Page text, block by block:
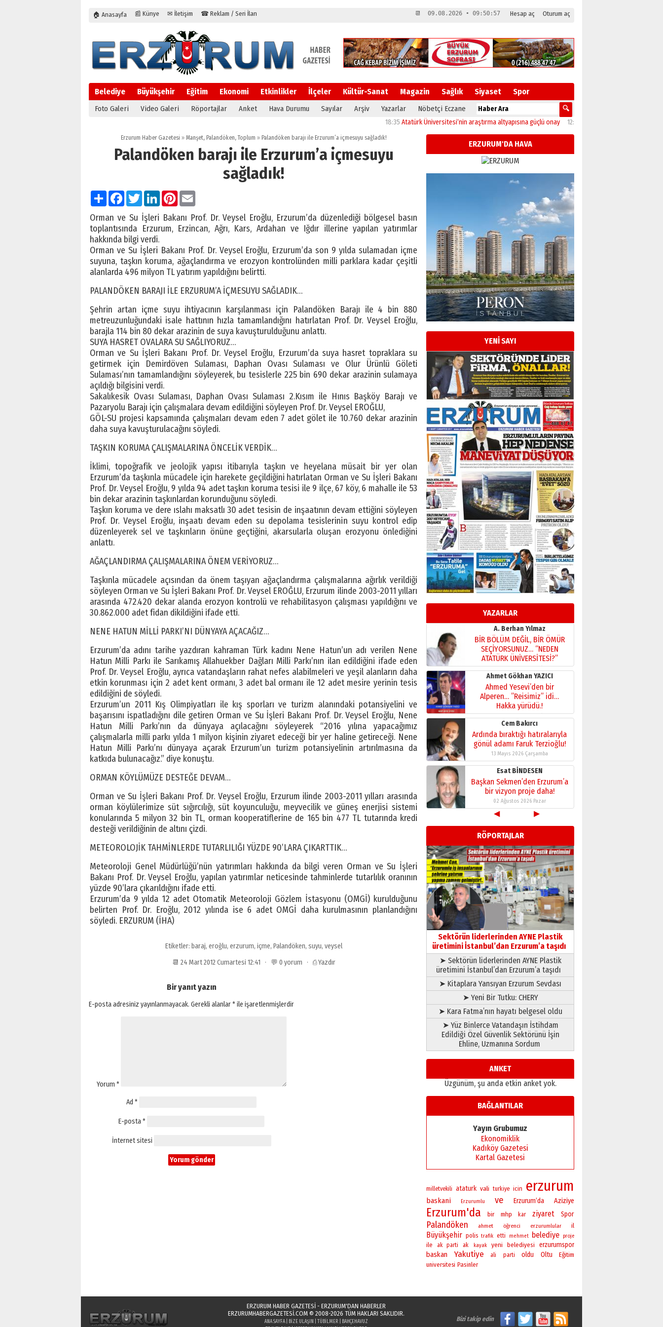
🏠 Anasayfa 📰 Künye ✉ İletişim ☎ Reklam / Seri İlan Hesap aç Oturum aç
📆 09.08.2026 • 09:50:58
Belediye Büyükşehir Eğitim Ekonomi Etkinlikler İlçeler Kültür-Sanat Magazin Sağlık Siyaset Spor
Foto Galeri Video Galeri Röportajlar Anket Hava Durumu Sayılar Arşiv Yazarlar Nöbetçi Eczane
Atatürk Üniversitesi’nin araştırma altyapısına güçlü onay 12:04 Oltu’da festival coşkusu konserle
Erzurum Haber Gazetesi » Manşet, Palandöken,Toplum »Palandöken barajı ile Erzurum’a içmesuyu sağladık!
Palandöken barajı ile Erzurum’a içmesuyu
sağladık!
PaylaşFacebook
TwitterLinkedInPinterest
Orman ve Su İşleri Bakanı Prof. Dr. Veysel Eroğlu, Erzurum’da düzenlediği bölgesel basın
toplantısında Erzurum, Erzincan, Ağrı, Kars, Ardahan ve Iğdır illerine yapılan yatırımlar
hakkında bilgi verdi.
Orman ve Su İşleri Bakanı Prof. Dr. Veysel Eroğlu, Erzurum’da son 9 yılda sulamadan içme
suyuna, taşkın koruma, ağaçlandırma ve erozyon kontrolünden milli parklara kadar çeşitli
alanlarda 496 milyon TL yatırım yapıldığını belirtti.
PALANDÖKEN BARAJI İLE ERZURUM’A İÇMESUYU SAĞLADIK…
Şehrin artan içme suyu ihtiyacının karşılanması için Palandöken Barajı ile 4 bin 880
metreuzunluğundaki isale hattının hızla tamamlandığını hatırlatan Prof. Dr. Veysel Eroğlu,
barajla 114 bin 80 dekar arazinin de suya kavuşturulduğunu anlattı.
SUYA HASRET OVALARA SU SAĞLIYORUZ…
Orman ve Su İşleri Bakanı Prof. Dr. Veysel Eroğlu, Erzurum’da suya hasret topraklara su
getirmek için Demirdöven Sulaması, Daphan Ovası Sulaması ve Olur Ürünlü Göleti
Sulaması’nın tamamlandığını söyleyerek, bu tesislerle 225 bin 690 dekar arazinin sulamaya
açıldığı bilgisini verdi.
Sakalıkesik Ovası Sulaması, Daphan Ovası Sulaması 2.Kısım ile Hınıs Başköy Barajı ve
Pazaryolu Barajı için çalışmalara devam edildiğini söyleyen Prof. Dr. Veysel EROĞLU,
GÖL-SU projesi kapsamında çalışmaları devam eden 7 adet gölet ile 10.760 dekar arazinin
daha suya kavuşturulacağını söyledi.
TAŞKIN KORUMA ÇALIŞMALARINA ÖNCELİK VERDİK…
İklimi, topoğrafik ve jeolojik yapısı itibarıyla taşkın ve heyelana müsait bir yer olan
Erzurum’da taşkınla mücadele için harekete geçildiğini hatırlatan Orman ve Su İşleri Bakanı
Prof. Dr. Veysel Eroğlu, 9 yılda 94 adet taşkın koruma tesisi ile 9 ilçe, 67 köy, 6 mahalle ile 53
bin dekar arazinin taşkınlardan korunduğunu söyledi.
Taşkın koruma ve dere ıslahı maksatlı 30 adet tesisin de inşaatının devam ettiğini söyleyen
Prof. Dr. Veysel Eroğlu, inşaatı devam eden su depolama tesislerinin suyu kontrol edip
düzenleyerek sel ve taşkınların önüne geçtiğini, akarsularla oluşan erozyonu önlediğini
anlattı.
AĞAÇLANDIRMA ÇALIŞMALARINA ÖNEM VERİYORUZ…
Taşkınla mücadele açısından da önem taşıyan ağaçlandırma çalışmalarına ağırlık verildiği
söyleyen Orman ve Su İşleri Bakanı Prof. Dr. Veysel EROĞLU, Erzurum ilinde 2003-2011 yılları
arasında 472.420 dekar alanda erozyon kontrolü ve rehabilitasyon çalışması yapıldığını ve
30.862.000 adet fidan dikildiğini ifade etti.
NENE HATUN MİLLİ PARKI’NI DÜNYAYA AÇACAĞIZ…
Erzurum’da adını tarihe yazdıran kahraman Türk kadını Nene Hatun’un adı verilen Nene
Hatun Milli Parkı ile Sarıkamış Allahuekber Dağları Milli Parkı’nın ilan edildiğini ifade eden
Prof. Dr. Veysel Eroğlu, ayrıca vatandaşların rahat nefes alabilmeleri ve yeşil alanların daha
etkin korunması için 2 adet kent ormanı, 3 adet bal ormanı ile 12 adet mesire yerinin tesis
edildiğini de söyledi.
Erzurum’un 2011 Kış Olimpiyatları ile kış sporları ve turizm alanındaki potansiyelini ve
başarısını ispatladığını dile getiren Orman ve Su İşleri Bakanı Prof. Dr. Veysel Eroğlu, Nene
Hatun Milli Parkı’nın da dünyaya açılacağını söyleyerek “2016 yılına yapacağımız
çalışmalarla milli parkı yılda 1 milyon kişinin ziyaret edeceği bir yer haline getireceği. Nene
Hatun Milli Parkı’nı dünyaya açarak Erzurum’un turizm potansiyelinin artırılmasına da
katkıda bulunacağız.” diye konuştu.
ORMAN KÖYLÜMÜZE DESTEĞE DEVAM…
Orman ve Su İşleri Bakanı Prof. Dr. Veysel Eroğlu, Erzurum ilinde 2003-2011 yılları arasında
orman köylülerimize süt sığırcılığı, süt koyunculuğu, meyvecilik ve güneş enerjisi sistemi
konularında 5 milyon 32 bin TL, orman kooperatiflerine de 165 bin 477 TL tutarında kredi
desteği verildiğinin de altını çizdi.
METEOROLOJİK TAHMİNLERDE TUTARLILIĞI YÜZDE 90’LARA ÇIKARTTIK…
Meteoroloji Genel Müdürlüğü’nün yatırımları hakkında da bilgi veren Orman ve Su İşleri
Bakanı Prof. Dr. Veysel Eroğlu, yapılan yatırımlar neticesinde tahminlerde tutarlılık oranının
yüzde 90’lara çıkarıldığını ifade etti.
Erzurum’da 9 yılda 12 adet Otomatik Meteoroloji Gözlem İstasyonu (OMGİ) kurulduğunu
belirten Prof. Dr. Eroğlu, 2012 yılında ise 6 adet OMGİ daha kurulmasının planlandığını
söyledi. ERZURUM (İHA)
Etiketler: baraj, eroğlu, erzurum, içme, Palandöken, suyu, veysel
📆 24 Mart 2012 Cumartesi 12:41 · 💬 0 yorum · ⎙ Yazdır
Bir yanıt yazın
E-posta adresiniz yayınlanmayacak. Gerekli alanlar*ile işaretlenmişlerdir
Yorum *
Ad *
E-posta*
İnternet sitesi
ERZURUM'DA HAVA
YENİ SAYI
YAZARLAR
Esat BİNDESEN
Başkan Sekmen’den Erzurum’a
bir vizyon proje daha!
02 Ağustos 2026 Pazar
Kadir SABUNCUOĞLU
Erzurumspor’un köşe taşları
29 Haziran 2026 Pazartesi
Kenan GÜLERCİ
Murat Şahsuvaroğlu ERKON’da
çıtayı yukarı taşırken,
yönetimdekiler aşağı
çekmemeli!
17 Şubat 2026 SalıOrhan BOZKURT
Bir fotoğraf, bir şehir, bir
gazeteci… Dizginler kimin
elinde?
A. Berhan Yılmaz
BİR BÖLÜM DEĞİL, BİR ÖMÜR
SEÇİYORSUNUZ… “NEDEN
ATATÜRK ÜNİVERSİTESİ?”
28 Temmuz 2026 Salı
Ahmet Gökhan YAZICI
Ahmed Yesevi’den bir
Alperen… ”Reisimiz” idi…
Hakka yürüdü.!
26 Mart 2026 Perşembe
Cem Bakırcı
Ardında bıraktığı hatıralarıyla
gönül adamı Faruk Terzioğlu!
13 Mayıs 2026 Çarşamba
Esat BİNDESEN
Başkan Sekmen’den Erzurum’a
bir vizyon proje daha!
02 Ağustos 2026 Pazar
Kadir SABUNCUOĞLU
Erzurumspor’un köşe taşları
29 Haziran 2026 Pazartesi
Kenan GÜLERCİ
Murat Şahsuvaroğlu ERKON’da
çıtayı yukarı taşırken,
yönetimdekiler aşağı
çekmemeli!
17 Şubat 2026 SalıOrhan BOZKURT
Bir fotoğraf, bir şehir, bir
gazeteci… Dizginler kimin
elinde?
31 Mart 2026 Salı
A. Berhan Yılmaz
BİR BÖLÜM DEĞİL, BİR ÖMÜR
SEÇİYORSUNUZ… “NEDEN
ATATÜRK ÜNİVERSİTESİ?”
28 Temmuz 2026 Salı
Ahmet Gökhan YAZICI
Ahmed Yesevi’den bir
Alperen… ”Reisimiz” idi…
Hakka yürüdü.!
26 Mart 2026 Perşembe
Ardında bıraktığı hatıralarıyla
13 Mayıs 2026 Çarşamba
Esat BİNDESEN
Başkan Sekmen’den Erzurum’a
bir vizyon proje daha!
02 Ağustos 2026 Pazar
◀ ▶
RÖPORTAJLAR
Sektörün liderlerinden AYNE Plastik
üretimini İstanbul’dan Erzurum’a taşıdı
➤ Sektörün liderlerinden AYNE Plastik
üretimini İstanbul’dan Erzurum’a taşıdı
➤ Kitaplara Yansıyan Erzurum Sevdası
➤ Yeni Bir Tutku: CHERY
➤ Kara Fatma’nın hayatı belgesel oldu
➤ Yüz Binlerce Vatandaşın İstihdam
Edildiği Özel Güvenlik Sektörünü İşin
Ehline, Uzmanına Sordum
ANKET
Üzgünüm, şu anda etkin anket yok.
BAĞLANTILAR
Yayın Grubumuz
Ekonomiklik
Kadıköy Gazetesi
Kartal Gazetesi
milletvekili ataturk vali turkiye icin erzurum
baskani Erzurumlu ve Erzurum’da Aziziye
Erzurum'da bir mhp kar ziyaret Spor
Palandöken ahmet öğrenci erzurumlular il
Büyükşehir polis trafik etti mehmet belediye proje
ile ak parti ak kayak yeni belediyesi erzurumspor
baskan Yakutiye ali parti oldu Oltu Eğitim
universitesi Pasinler
ERZURUM HABER GAZETESİ - ERZURUM'DAN HABERLER
ERZURUMHABERGAZETESI.COM© 2008-2026 TÜM HAKLARI SAKLIDIR.
ANA SAYFA| BIZE ULAŞIN TÜBILMER
BAHÇEHAVUZ
Bizi takip edin